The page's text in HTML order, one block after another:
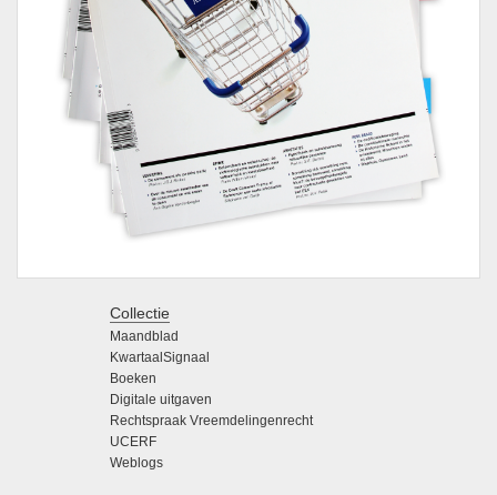
Collectie
Maandblad
KwartaalSignaal
Boeken
Digitale uitgaven
Rechtspraak Vreemdelingenrecht
UCERF
Weblogs